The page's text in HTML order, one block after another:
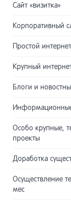
Сайт «визитка»
Корпоративный
Простой
Крупный
Блоги и
Особо крупные,
проекты
Доработка
Осуществление
мес